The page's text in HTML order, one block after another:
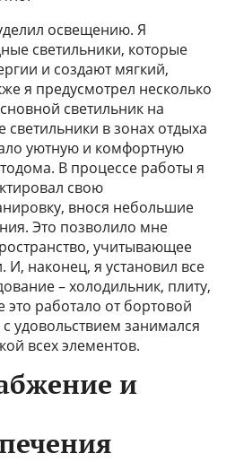
освещению. Я
светильники, которые
и создают мягкий,
я предусмотрел несколько
светильник на
в зонах отдыха
уютную и комфортную
В процессе работы я
свою
внося небольшие
Это позволило мне
учитывающее
И, наконец, я установил все
– холодильник, плиту,
это работало от бортовой
удовольствием занимался
всех элементов.
и